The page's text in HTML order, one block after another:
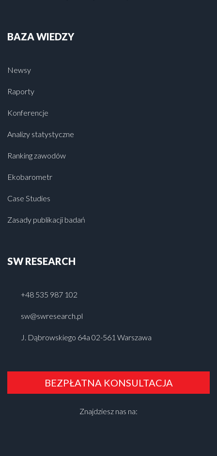
BAZA WIEDZY
Newsy
Raporty
Konferencje
Analizy statystyczne
Ranking zawodów
Ekobarometr
Case Studies
Zasady publikacji badań
SW RESEARCH
+48 535 987 102
sw@swresearch.pl
J. Dąbrowskiego 64a 02-561 Warszawa
BEZPŁATNA KONSULTACJA
Znajdziesz nas na: